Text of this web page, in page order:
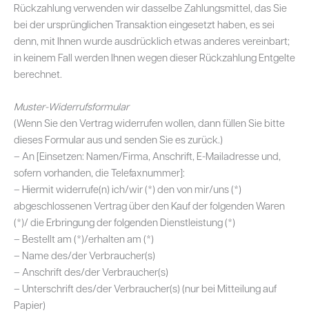
Rückzahlung verwenden wir dasselbe Zahlungsmittel, das Sie
bei der ursprünglichen Transaktion eingesetzt haben, es sei
denn, mit Ihnen wurde ausdrücklich etwas anderes vereinbart;
in keinem Fall werden Ihnen wegen dieser Rückzahlung Entgelte
berechnet.
Muster-Widerrufsformular
(Wenn Sie den Vertrag widerrufen wollen, dann füllen Sie bitte
dieses Formular aus und senden Sie es zurück.)
– An [Einsetzen: Namen/Firma, Anschrift, E-Mailadresse und,
sofern vorhanden, die Telefaxnummer]:
– Hiermit widerrufe(n) ich/wir (*) den von mir/uns (*)
abgeschlossenen Vertrag über den Kauf der folgenden Waren
(*)/ die Erbringung der folgenden Dienstleistung (*)
– Bestellt am (*)/erhalten am (*)
– Name des/der Verbraucher(s)
– Anschrift des/der Verbraucher(s)
– Unterschrift des/der Verbraucher(s) (nur bei Mitteilung auf
Papier)